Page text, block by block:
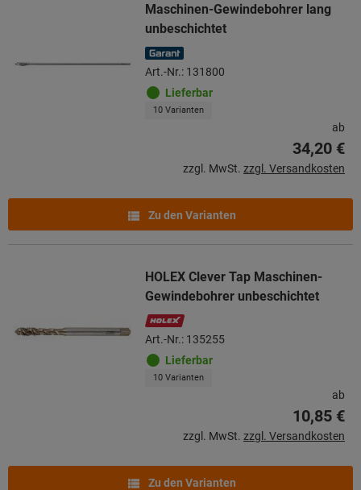
Maschinen-Gewindebohrer lang
unbeschichtet
Art.-Nr.: 131800
Lieferbar
10 Varianten
ab
34,20 €
zzgl. MwSt. zzgl. Versandkosten
Zu den Varianten
HOLEX Clever Tap Maschinen-
Gewindebohrer unbeschichtet
Art.-Nr.: 135255
Lieferbar
10 Varianten
ab
10,85 €
zzgl. MwSt. zzgl. Versandkosten
Zu den Varianten